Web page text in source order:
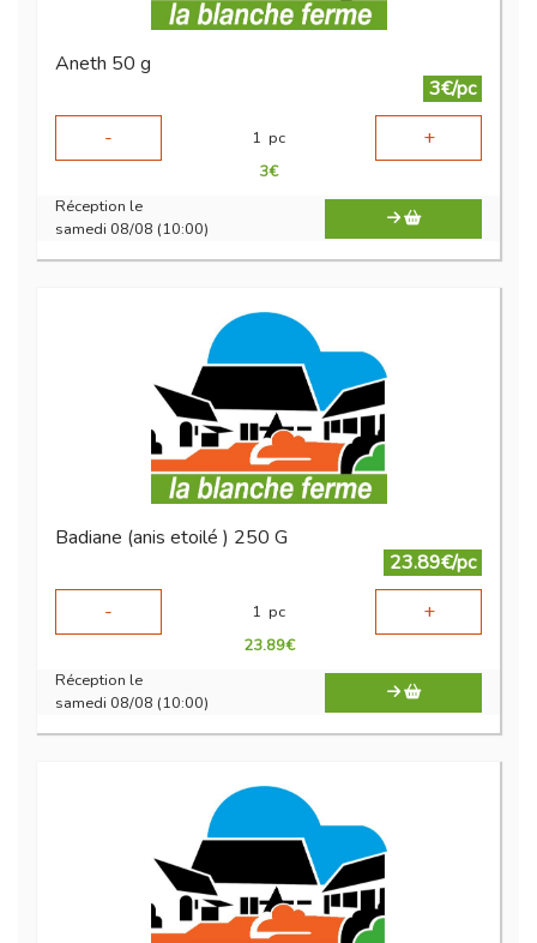
Aneth 50 g
3€/pc
-
1 pc +
3€
Réception le
samedi 08/08 (10:00)
Badiane (anis etoilé ) 250 G
23.89€/pc
-
1 pc +
23.89€
Réception le
samedi 08/08 (10:00)